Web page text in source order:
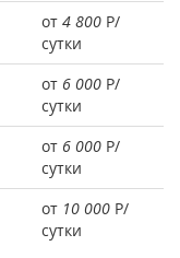
от 4 800 Р/
сутки
от 6 000 Р/
сутки
от 6 000 Р/
сутки
от 10 000 Р/
сутки